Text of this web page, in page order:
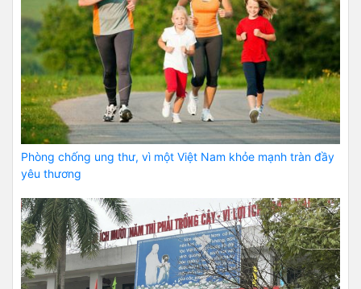
Phòng chống ung thư, vì một Việt Nam khỏe mạnh tràn đầy
yêu thương